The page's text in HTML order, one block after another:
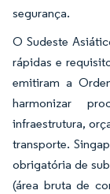
segurança.
O Sudeste
rápidas e
emitiram a
harmonizar
infraestrutura,
transporte.
obrigatória de
(área bruta de